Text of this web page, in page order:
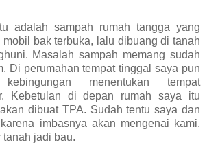
adalah sampah rumah tangga yang
bak terbuka, lalu dibuang di tanah
Masalah sampah memang sudah
Di perumahan tempat tinggal saya pun
menentukan tempat
Kebetulan di depan rumah saya itu
dibuat TPA. Sudah tentu saya dan
imbasnya akan mengenai kami.
tanah jadi bau.